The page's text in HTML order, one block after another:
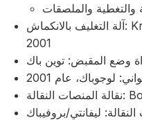
والتغطية والملصقات
آلة التغليف بالانكماش: Krones TFS Variopack، عام
2001
لوجوباك، عام 2001
ليفانتي/بروفيباك